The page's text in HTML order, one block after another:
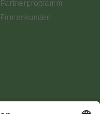
Partnerprogramm
Firmenkunden